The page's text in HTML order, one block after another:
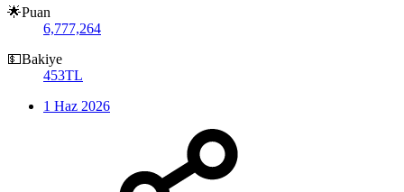
🌟Puan
6,777,264
💵Bakiye
453TL
1 Haz 2026